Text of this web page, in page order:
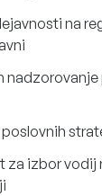
na
nadzorovanje
za izbor vodij